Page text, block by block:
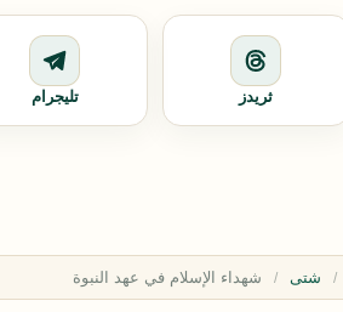
ثريدز تليجرام
شتى